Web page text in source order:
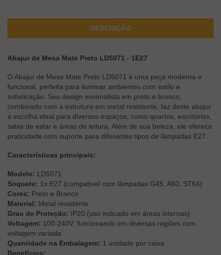
DESCRIÇÃO
Abajur de Mesa Mate Preto LD5071 - 1E27
O Abajur de Mesa Mate Preto LD5071 é uma peça moderna e
funcional, perfeita para iluminar ambientes com estilo e
sofisticação. Seu design minimalista em preto e branco,
combinado com a estrutura em metal resistente, faz deste abajur
a escolha ideal para diversos espaços, como quartos, escritórios,
salas de estar e áreas de leitura. Além de sua beleza, ele oferece
praticidade com suporte para diferentes tipos de lâmpadas E27.
Características principais:
Modelo: LD5071
Soquete: 1x E27 (compatível com lâmpadas G45, A60, ST64)
Cores: Preto e Branco
Material: Metal resistente
Grau de Proteção: IP20 (uso indicado em áreas internas)
Voltagem: 100-240V, funcionando em diversas regiões com
voltagem variada
Quantidade na Embalagem: 1 unidade por caixa
Benefícios: